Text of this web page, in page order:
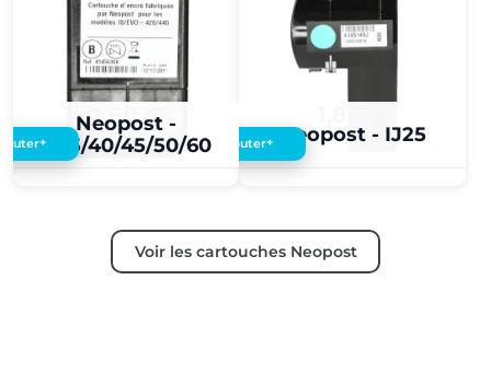
Neopost -
IJ35/40/45/50/60
3,60 €
+ Neopost - IJ25
Ajouter+
Voir les cartouches Neopost